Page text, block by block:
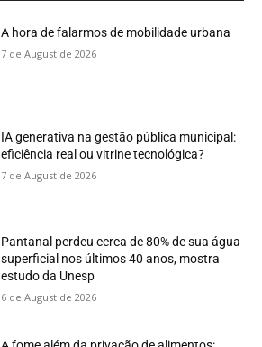
A hora de falarmos de mobilidade urbana
7 de August de 2026
IA generativa na gestão pública municipal:
eficiência real ou vitrine tecnológica?
7 de August de 2026
Pantanal perdeu cerca de 80% de sua água
superficial nos últimos 40 anos, mostra
estudo da Unesp
6 de August de 2026